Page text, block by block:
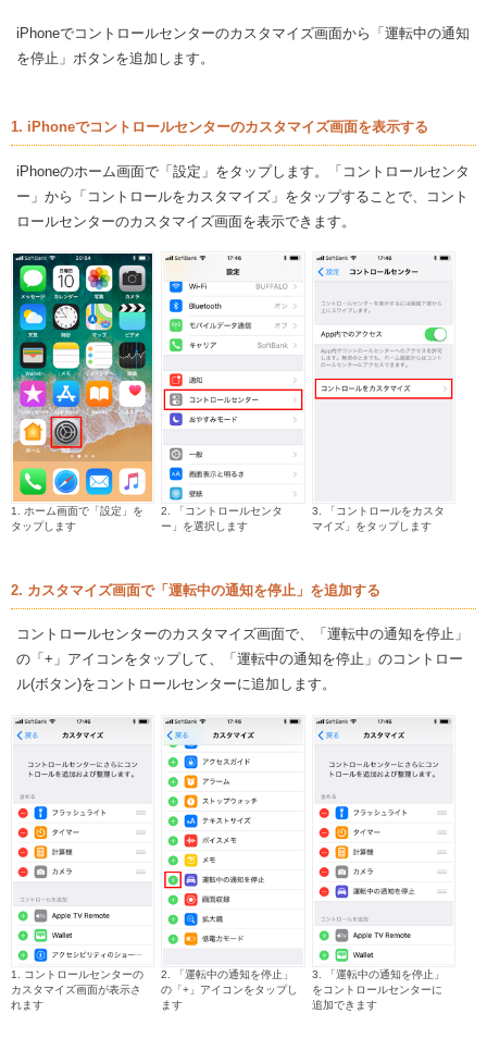
iPhoneでコントロールセンターのカスタマイズ画面から「運転中の通知
を停止」ボタンを追加します。
1. iPhoneでコントロールセンターのカスタマイズ画面を表示する
iPhoneのホーム画面で「設定」をタップします。「コントロールセンタ
ー」から「コントロールをカスタマイズ」をタップすることで、コント
ロールセンターのカスタマイズ画面を表示できます。
1. ホーム画面で「設定」を
タップします
2. 「コントロールセンタ
ー」を選択します
3. 「コントロールをカスタ
マイズ」をタップします
2. カスタマイズ画面で「運転中の通知を停止」を追加する
コントロールセンターのカスタマイズ画面で、「運転中の通知を停止」
の「+」アイコンをタップして、「運転中の通知を停止」のコントロー
ル(ボタン)をコントロールセンターに追加します。
1. コントロールセンターの
カスタマイズ画面が表示さ
れます
2. 「運転中の通知を停止」
の「+」アイコンをタップし
ます
3. 「運転中の通知を停止」
をコントロールセンターに
追加できます